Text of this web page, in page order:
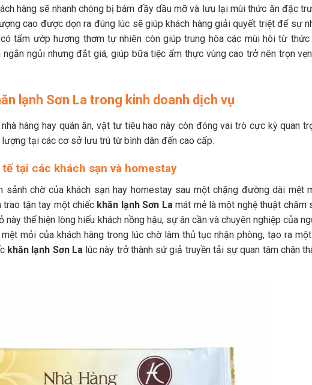
hàng sẽ nhanh chóng bị bám đầy dầu mỡ và lưu lại mùi thức ăn đặc
cao được dọn ra đúng lúc sẽ giúp khách hàng giải quyết triệt để sự
tẩm ướp hương thơm tự nhiên còn giúp trung hòa các mùi hôi từ thức
ngủi nhưng đắt giá, giúp bữa tiệc ẩm thực vùng cao trở nên trọn
lạnh Sơn La trong kinh doanh dịch vụ
hàng hay quán ăn, vật tư tiêu hao này còn đóng vai trò cực kỳ quan
tại các cơ sở lưu trú từ bình dân đến cao cấp.
tại các khách sạn và homestay
sảnh chờ của khách sạn hay homestay sau một chặng đường dài mệt
trao tận tay một chiếc khăn lạnh Sơn La mát mẻ là một nghệ thuật chăm
này thể hiện lòng hiếu khách nồng hậu, sự ân cần và chuyên nghiệp của
mỏi của khách hàng trong lúc chờ làm thủ tục nhận phòng, tạo ra
khăn lạnh Sơn La lúc này trở thành sứ giả truyền tải sự quan tâm chân